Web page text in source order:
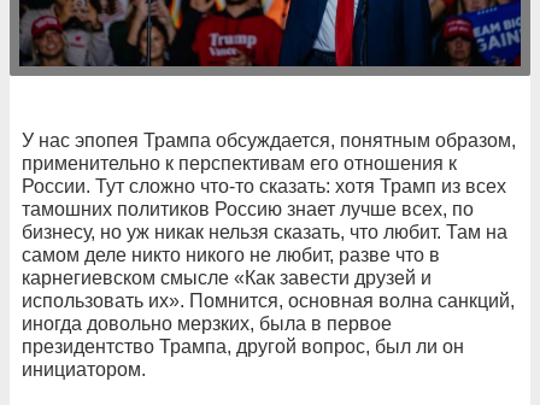
У нас эпопея Трампа обсуждается, понятным образом,
применительно к перспективам его отношения к
России. Тут сложно что-то сказать: хотя Трамп из всех
тамошних политиков Россию знает лучше всех, по
бизнесу, но уж никак нельзя сказать, что любит. Там на
самом деле никто никого не любит, разве что в
карнегиевском смысле «Как завести друзей и
использовать их». Помнится, основная волна санкций,
иногда довольно мерзких, была в первое
президентство Трампа, другой вопрос, был ли он
инициатором.